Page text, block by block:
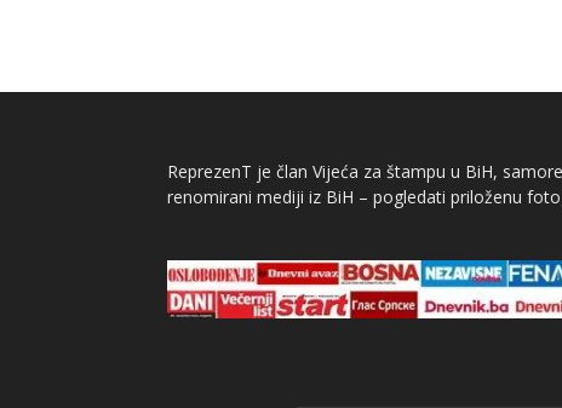
ReprezenT je član Vijeća za štampu u BiH,
renomirani mediji iz BiH – pogledati priloženu